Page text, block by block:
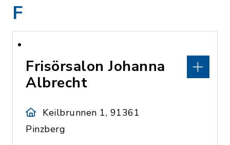
F
Frisörsalon Johanna
Albrecht
Keilbrunnen 1, 91361
Pinzberg